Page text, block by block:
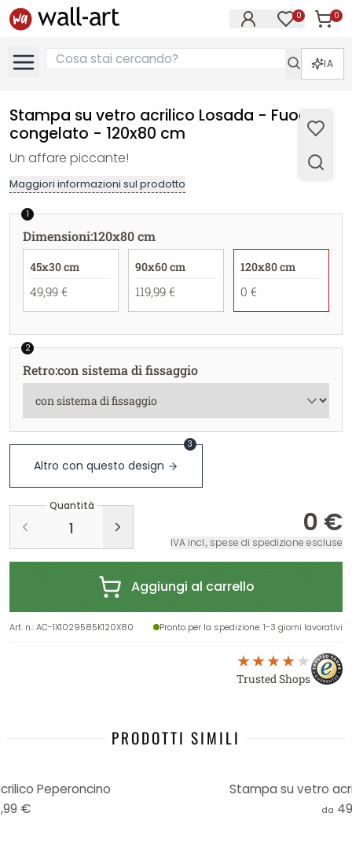
0 0
IA
Stampa su vetro acrilico Losada - Fuoco
congelato - 120x80 cm
Un affare piccante!
Maggiori informazioni sul prodotto
1
Dimensioni:120x80 cm
45x30 cm
49,99 €
90x60 cm
119,99 €
120x80 cm
0 €
2
Retro:con sistema di fissaggio
Altro con questo design
3
Quantità
0 €
IVA incl., spese di spedizione escluse
Aggiungi al carrello
Art. n.:AC-1X1029585K120X80 Pronto per la spedizione: 1-3 giorni lavorativi
Trusted Shops
PRODOTTI SIMILI
Peperoncino
€
Stampa su vetro
da